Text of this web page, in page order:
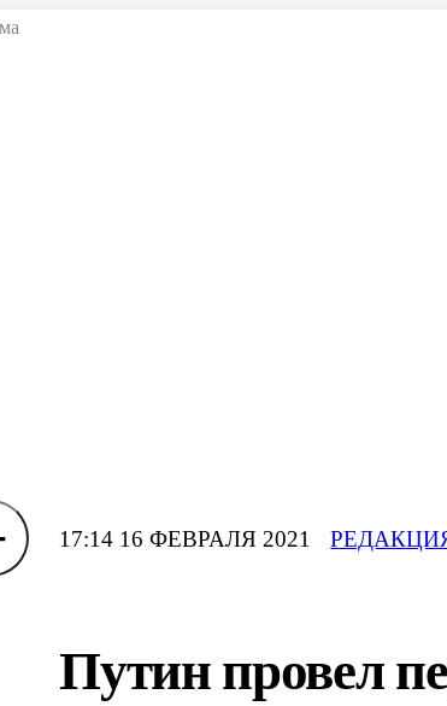
17:14 16 ФЕВРАЛЯ 2021
Путин провел